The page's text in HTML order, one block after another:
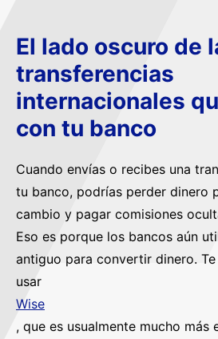
El lado oscuro de
transferencias
internacionales
con tu banco
Cuando envías o recibes una
tu banco, podrías perder dinero
cambio y pagar comisiones
Eso es porque los bancos aún
antiguo para convertir dinero.
usar
Wise
, que es usualmente mucho más